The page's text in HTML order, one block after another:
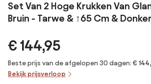
Set Van 2 Hoge Krukken Van
Bruin - Tarwe & ↑65 Cm &
€ 144,95
Beste prijs van de afgelopen 30 dagen: €
Bekijk prijsverloop